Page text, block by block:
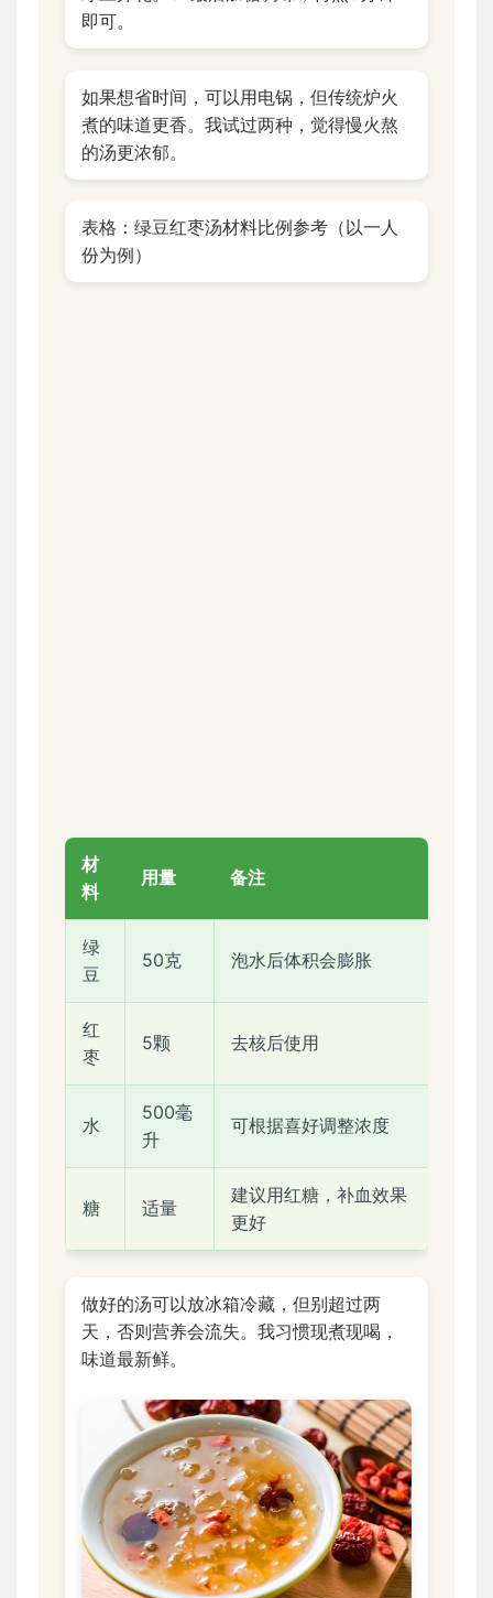
即可。
如果想省时间，可以用电锅，但传统炉火
煮的味道更香。我试过两种，觉得慢火熬
的汤更浓郁。
表格：绿豆红枣汤材料比例参考（以一人
份为例）
材
料
用量 备注
绿
豆
50克 泡水后体积会膨胀
红
枣
5颗 去核后使用
水
500毫
升
可根据喜好调整浓度
糖 适量
建议用红糖，补血效果
更好
做好的汤可以放冰箱冷藏，但别超过两
天，否则营养会流失。我习惯现煮现喝，
味道最新鲜。